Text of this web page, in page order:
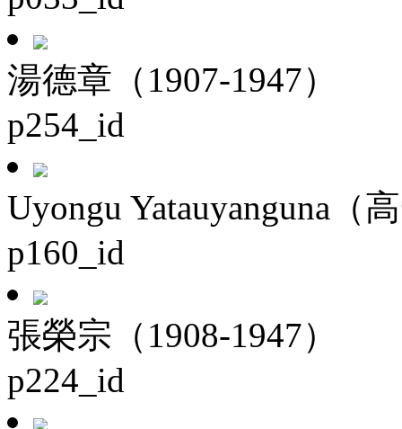
湯德章（1907-1947）
p254_id
Uyongu Yatauyanguna（
p160_id
張榮宗（1908-1947）
p224_id